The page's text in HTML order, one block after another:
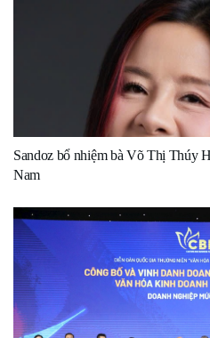
Sandoz bổ nhiệm bà Võ Thị Thúy
Nam